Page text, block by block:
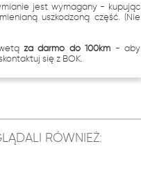
jest wymagany - kupując
uszkodzoną część. (Nie
za darmo do 100km - aby
się z BOK.
RÓWNIEŻ: